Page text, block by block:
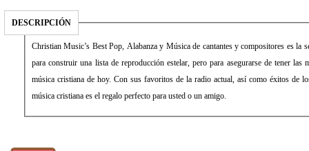
DESCRIPCIÓN
Christian Music’s Best Pop, Alabanza y Música de cantantes y compositores es la
para construir una lista de reproducción estelar, pero para asegurarse de tener las
música cristiana de hoy. Con sus favoritos de la radio actual, así como éxitos de
música cristiana es el regalo perfecto para usted o un amigo.